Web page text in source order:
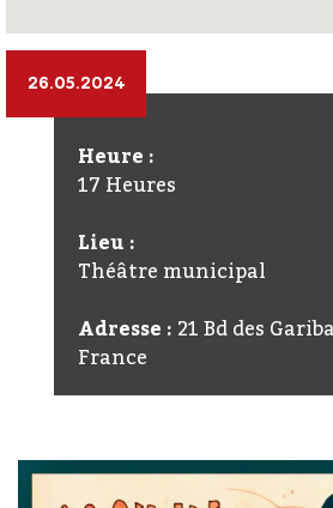
26.05.2024
Heure :
17 Heures
Lieu :
Théâtre municipal
Adresse : 21 Bd des
France